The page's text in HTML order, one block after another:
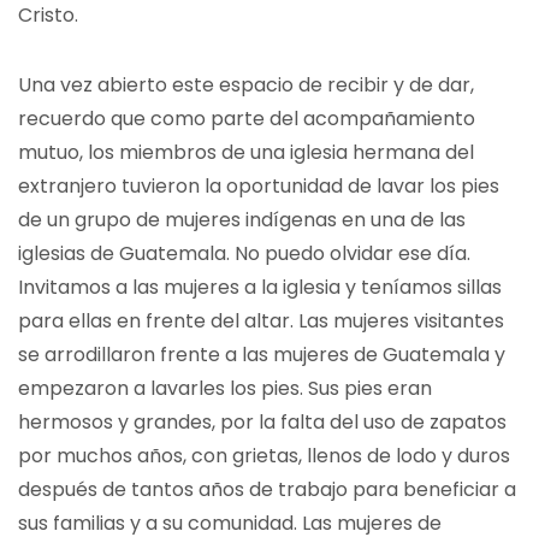
Cristo.
Una vez abierto este espacio de recibir y de dar,
recuerdo que como parte del acompañamiento
mutuo, los miembros de una iglesia hermana del
extranjero tuvieron la oportunidad de lavar los pies
de un grupo de mujeres indígenas en una de las
iglesias de Guatemala. No puedo olvidar ese día.
Invitamos a las mujeres a la iglesia y teníamos sillas
para ellas en frente del altar. Las mujeres visitantes
se arrodillaron frente a las mujeres de Guatemala y
empezaron a lavarles los pies. Sus pies eran
hermosos y grandes, por la falta del uso de zapatos
por muchos años, con grietas, llenos de lodo y duros
después de tantos años de trabajo para beneficiar a
sus familias y a su comunidad. Las mujeres de